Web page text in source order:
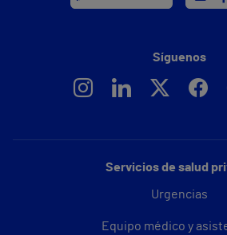
Servicios de salud
Urgencias
Equipo médico y
Síguenos